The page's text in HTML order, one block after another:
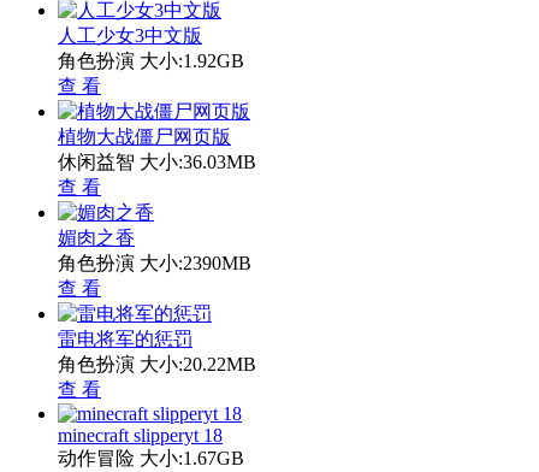
人工少女3中文版
角色扮演 大小:1.92GB
查 看
植物大战僵尸网页版
休闲益智 大小:36.03MB
查 看
媚肉之香
角色扮演 大小:2390MB
查 看
雷电将军的惩罚
角色扮演 大小:20.22MB
查 看
minecraft slipperyt 18
动作冒险 大小:1.67GB